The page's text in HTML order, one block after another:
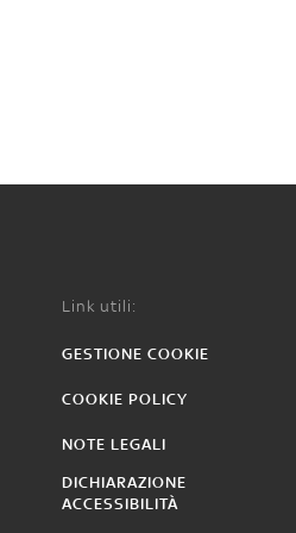
Link utili:
GESTIONE COOKIE
COOKIE POLICY
NOTE LEGALI
DICHIARAZIONE
ACCESSIBILITÀ